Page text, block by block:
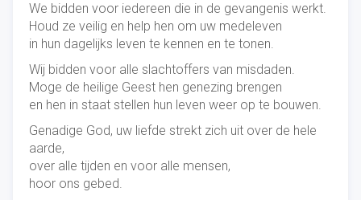
We bidden voor iedereen die in de gevangenis werkt.
Houd ze veilig en help hen om uw medeleven
in hun dagelijks leven te kennen en te tonen.
Wij bidden voor alle slachtoffers van misdaden.
Moge de heilige Geest hen genezing brengen
en hen in staat stellen hun leven weer op te bouwen.
Genadige God, uw liefde strekt zich uit over de hele
aarde,
over alle tijden en voor alle mensen,
hoor ons gebed.